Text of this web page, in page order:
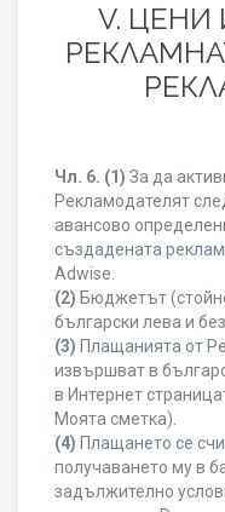
V.
Чл. 6. (1) За да
Рекламодателят
авансово
създадената
Adwise.
(2) Бюджетът
български лева и
(3) Плащанията от
извършват в
в Интернет
Моята сметка).
(4) Плащането се
получаването му в
задължително